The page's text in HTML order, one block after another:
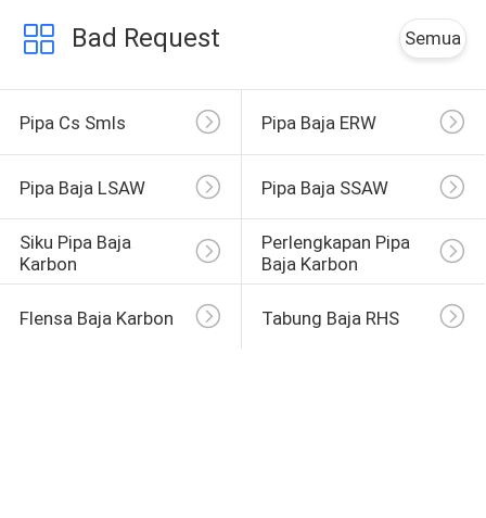
Bad Request Semua
Pipa Cs Smls Pipa Baja ERW
Pipa Baja LSAW Pipa Baja SSAW
Siku Pipa Baja
Karbon
Perlengkapan Pipa
Baja Karbon
Flensa Baja Karbon Tabung Baja RHS